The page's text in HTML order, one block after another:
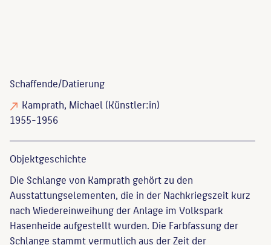
Schaffende/Datierung
Kamprath, Michael(Künstler:in)
1955-1956
Objekt­geschichte
Die Schlange von Kamprath gehört zu den
Ausstattungselementen, die in der Nachkriegszeit kurz
nach Wiedereinweihung der Anlage im Volkspark
Hasenheide aufgestellt wurden. Die Farbfassung der
Schlange stammt vermutlich aus der Zeit der